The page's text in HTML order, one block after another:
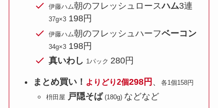
伊藤ハム朝のフレッシュロースハム3連
37g×3198円
伊藤ハム朝のフレッシュハーフベーコン
34g×3198円
真いわし 1パック 280円
まとめ買い！ よりどり2個298円 、各1個158円
枡田屋 戸隠そば (180g) などなど